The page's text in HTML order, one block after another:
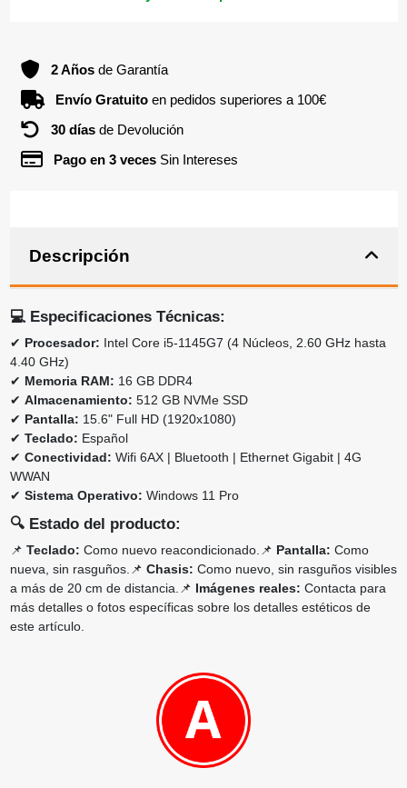
2 Añosde Garantía
Envío Gratuitoen pedidos superiores a 100€
30 díasde Devolución
Pago en 3 vecesSin Intereses
Descripción
💻 Especificaciones Técnicas:
✔ Procesador: Intel Core i5-1145G7 (4 Núcleos, 2.60 GHz hasta
4.40 GHz)
✔ Memoria RAM: 16 GB DDR4
✔ Almacenamiento: 512 GB NVMe SSD
✔ Pantalla: 15.6" Full HD (1920x1080)
✔ Teclado: Español
✔ Conectividad: Wifi 6AX | Bluetooth | Ethernet Gigabit | 4G
WWAN
✔ Sistema Operativo: Windows 11 Pro
🔍 Estado del producto:
📌 Teclado: Como nuevo reacondicionado.📌 Pantalla: Como
nueva, sin rasguños.📌 Chasis: Como nuevo, sin rasguños visibles
a más de 20 cm de distancia.📌 Imágenes reales: Contacta para
más detalles o fotos específicas sobre los detalles estéticos de
este artículo.